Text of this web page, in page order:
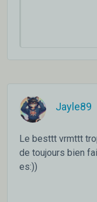
Jayle89
Le besttt vrmttt
de toujours bien
es:))